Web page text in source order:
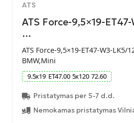
ATS
ATS Force-9,5×19-
…
ATS Force-9,5×19-ET47-W3-LK5/
BMW,Mini
9.5x19 ET47.00 5x120 72.60
Pristatymas per 5-7 d.d.
Nemokamas pristatymas